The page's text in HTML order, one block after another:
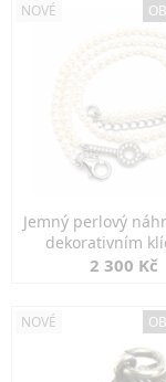
NOVÉ
Jemný perlový
dekorativním
2 300 Kč
NOVÉ